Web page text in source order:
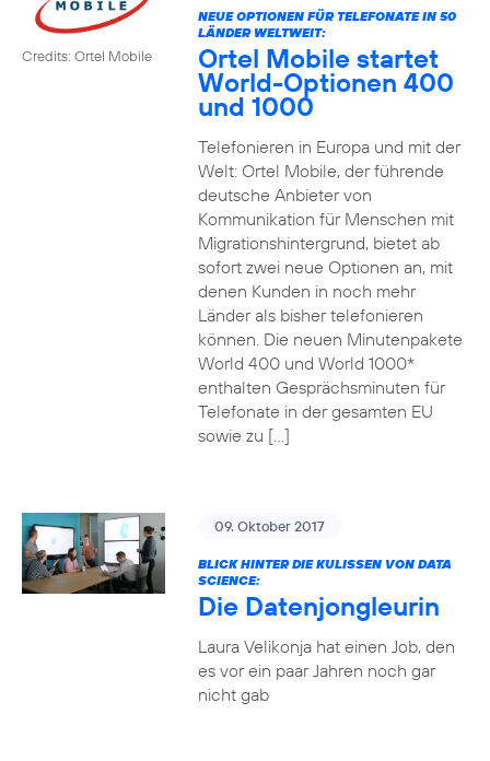
Credits: Ortel Mobile
NEUE OPTIONEN FÜR TELEFONATE IN 50
LÄNDER WELTWEIT:
Ortel Mobile startet
World-Optionen 400
und 1000
Telefonieren in Europa und mit der
Welt: Ortel Mobile, der führende
deutsche Anbieter von
Kommunikation für Menschen mit
Migrationshintergrund, bietet ab
sofort zwei neue Optionen an, mit
denen Kunden in noch mehr
Länder als bisher telefonieren
können. Die neuen Minutenpakete
World 400 und World 1000*
enthalten Gesprächsminuten für
Telefonate in der gesamten EU
sowie zu […]
09. Oktober 2017
BLICK HINTER DIE KULISSEN VON DATA
SCIENCE:
Die Datenjongleurin
Laura Velikonja hat einen Job, den
es vor ein paar Jahren noch gar
nicht gab